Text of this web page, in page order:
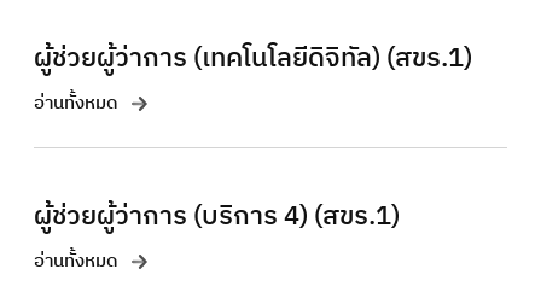
ผู้ช่วยผู้ว่าการ (เทคโนโลยีดิจิทัล) (สขร.1)
อ่านทั้งหมด
ผู้ช่วยผู้ว่าการ (บริการ 4) (สขร.1)
อ่านทั้งหมด